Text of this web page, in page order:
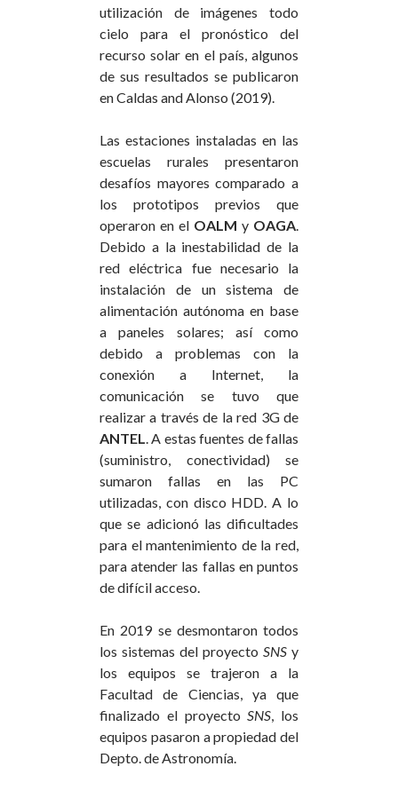
utilización de imágenes todo
cielo para el pronóstico del
recurso solar en el país, algunos
de sus resultados se publicaron
en Caldas and Alonso (2019).
Las estaciones instaladas en las
escuelas rurales presentaron
desafíos mayores comparado a
los prototipos previos que
operaron en el OALM y OAGA
Debido a la inestabilidad de la
red eléctrica fue necesario la
instalación de un sistema de
alimentación autónoma en base
a paneles solares; así como
debido a problemas con la
conexión a Internet, la
comunicación se tuvo que
realizar a través de la red 3G de
ANTEL
. A estas fuentes de fallas
(suministro, conectividad) se
sumaron fallas en las PC
utilizadas, con disco HDD. A lo
que se adicionó las dificultades
para el mantenimiento de la red,
para atender las fallas en puntos
de difícil acceso.
En 2019 se desmontaron todos
los sistemas del proyecto SNS y
los equipos se trajeron a la
Facultad de Ciencias, ya que
finalizado el proyecto SNS , los
equipos pasaron a propiedad del
Depto. de Astronomía.